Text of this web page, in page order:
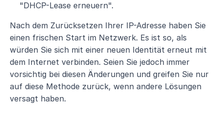
"DHCP-Lease erneuern".
Nach dem Zurücksetzen Ihrer IP-Adresse haben Sie
einen frischen Start im Netzwerk. Es ist so, als
würden Sie sich mit einer neuen Identität erneut mit
dem Internet verbinden. Seien Sie jedoch immer
vorsichtig bei diesen Änderungen und greifen Sie nur
auf diese Methode zurück, wenn andere Lösungen
versagt haben.